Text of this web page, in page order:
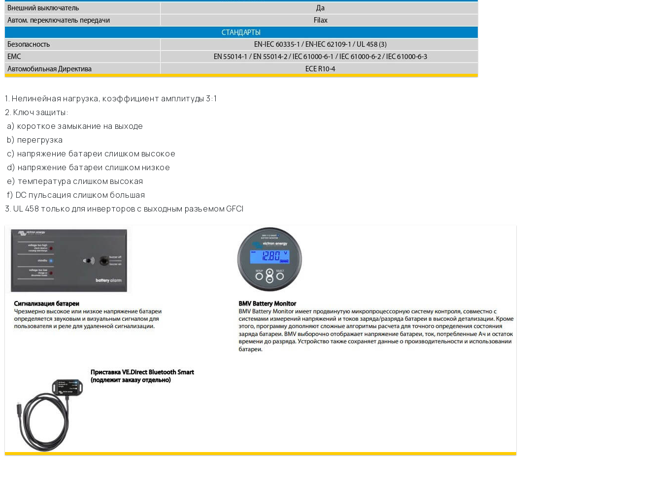
1. Нелинейная нагрузка, коэффициент амплитуды 3:1
2. Ключ защиты:
а) короткое замыкание на выходе
b) перегрузка
c) напряжение батареи слишком высокое
d) напряжение батареи слишком низкое
e) температура слишком высокая
f) DC пульсация слишком большая
3. UL 458 только для инверторов с выходным разъемом GFCI